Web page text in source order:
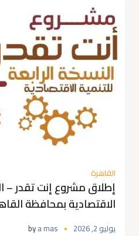
القاهرة
إطلاق مشروع إنت تقدر –
الاقتصادية بمحافظة
يوليو 2, 2026 bya mas